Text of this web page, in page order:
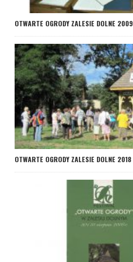
OTWARTE OGRODY ZALESIE DOLNE 2009
OTWARTE OGRODY ZALESIE DOLNE 2018